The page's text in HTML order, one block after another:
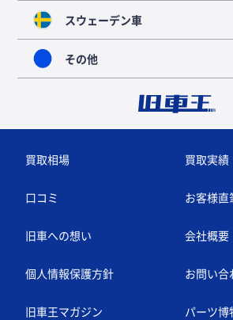
スウェーデン車
その他
買取相場 買取実績
口コミ お客様直
旧車への想い 会社概要
個人情報保護方針 お問い合
旧車王マガジン パーツ博